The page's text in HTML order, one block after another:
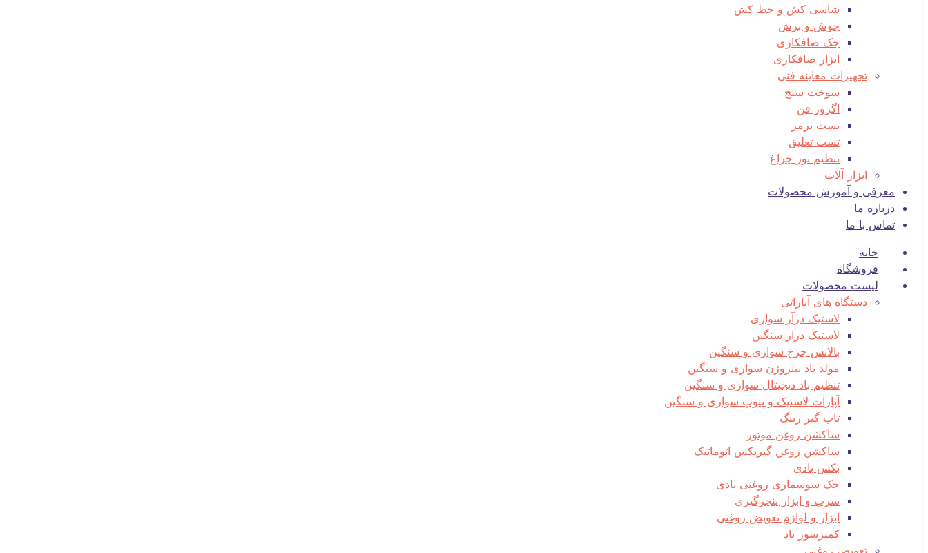
شاسی کش و خط کش
جوش و برش
جک صافکاری
ابزار صافکاری
تجهیزات معاینه فنی
سوخت سنج
اگزوز فن
تست ترمز
تست تعلیق
تنظیم نور چراغ
ابزار آلات
معرفی و آموزش محصولات
درباره ما
تماس با ما
خانه
فروشگاه
لیست محصولات
دستگاه های آپاراتی
لاستیک درآر سواری
لاستیک درآر سنگین
بالانس چرخ سواری و سنگین
مولد باد نیتروژن سواری و سنگین
تنظیم باد دیجیتال سواری و سنگین
آپارات لاستیک و تیوپ سواری و سنگین
تاب گیر رینگ
ساکشن روغن موتور
ساکشن روغن گیربکس اتوماتیک
بکس بادی
جک سوسماری روغنی بادی
سرب و ابزار پنچرگیری
ابزار و لوازم تعویض روغنی
کمپرسور باد
تعویض روغنی